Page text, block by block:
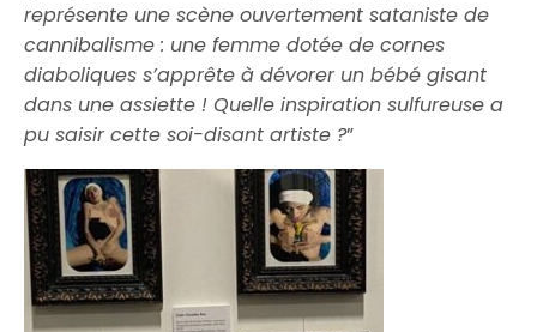
représente une scène ouvertement sataniste de
cannibalisme : une femme dotée de cornes
diaboliques s’apprête à dévorer un bébé gisant
dans une assiette ! Quelle inspiration sulfureuse a
pu saisir cette soi-disant artiste ?”